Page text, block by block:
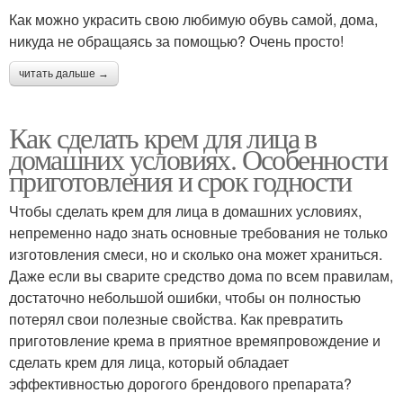
Как можно украсить свою любимую обувь самой, дома,
никуда не обращаясь за помощью? Очень просто!
читать дальше →
Как сделать крем для лица в
домашних условиях. Особенности
приготовления и срок годности
Чтобы сделать крем для лица в домашних условиях,
непременно надо знать основные требования не только
изготовления смеси, но и сколько она может храниться.
Даже если вы сварите средство дома по всем правилам,
достаточно небольшой ошибки, чтобы он полностью
потерял свои полезные свойства. Как превратить
приготовление крема в приятное времяпровождение и
сделать крем для лица, который обладает
эффективностью дорогого брендового препарата?